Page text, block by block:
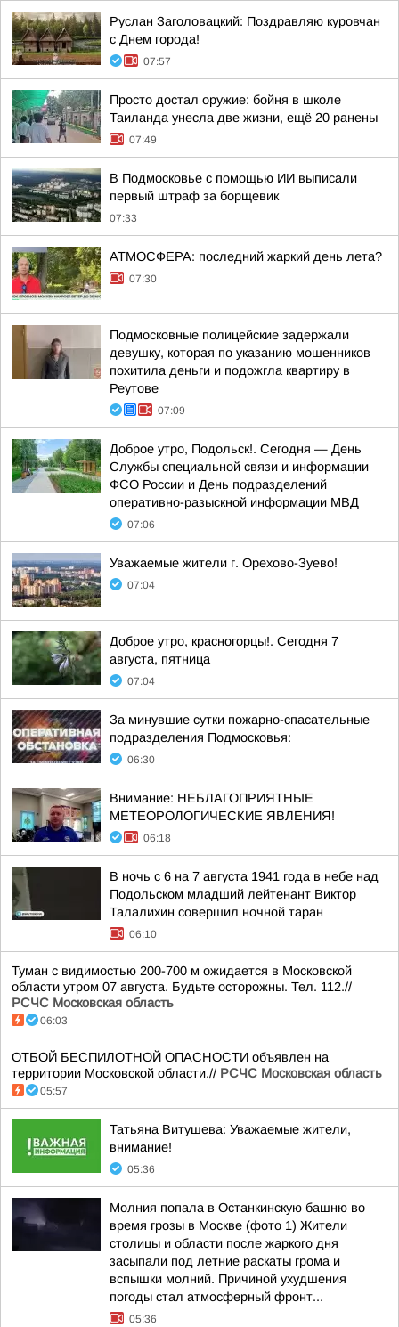
Руслан Заголовацкий: Поздравляю куровчан
с Днем города!
07:57
Просто достал оружие: бойня в школе
Таиланда унесла две жизни, ещё 20 ранены
07:49
В Подмосковье с помощью ИИ выписали
первый штраф за борщевик
07:33
АТМОСФЕРА: последний жаркий день лета?
07:30
Подмосковные полицейские задержали
девушку, которая по указанию мошенников
похитила деньги и подожгла квартиру в
Реутове
07:09
Доброе утро, Подольск!. Сегодня — День
Службы специальной связи и информации
ФСО России и День подразделений
оперативно-разыскной информации МВД
07:06
Уважаемые жители г. Орехово-Зуево!
07:04
Доброе утро, красногорцы!. Сегодня 7
августа, пятница
07:04
За минувшие сутки пожарно-спасательные
подразделения Подмосковья:
06:30
Внимание: НЕБЛАГОПРИЯТНЫЕ
МЕТЕОРОЛОГИЧЕСКИЕ ЯВЛЕНИЯ!
06:18
В ночь с 6 на 7 августа 1941 года в небе над
Подольском младший лейтенант Виктор
Талалихин совершил ночной таран
06:10
Туман с видимостью 200-700 м ожидается в Московской
области утром 07 августа. Будьте осторожны. Тел. 112.//
РСЧС Московская область
06:03
ОТБОЙ БЕСПИЛОТНОЙ ОПАСНОСТИ объявлен на
территории Московской области.// РСЧС Московская область
05:57
Татьяна Витушева: Уважаемые жители,
внимание!
05:36
Молния попала в Останкинскую башню во
время грозы в Москве (фото 1) Жители
столицы и области после жаркого дня
засыпали под летние раскаты грома и
вспышки молний. Причиной ухудшения
погоды стал атмосферный фронт...
05:36